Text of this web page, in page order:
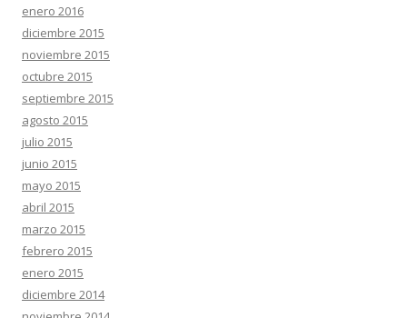
enero 2016
diciembre 2015
noviembre 2015
octubre 2015
septiembre 2015
agosto 2015
julio 2015
junio 2015
mayo 2015
abril 2015
marzo 2015
febrero 2015
enero 2015
diciembre 2014